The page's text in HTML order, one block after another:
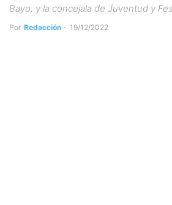
Bayo, y la concejala de Juventud y
Por Redacción - 19/12/2022